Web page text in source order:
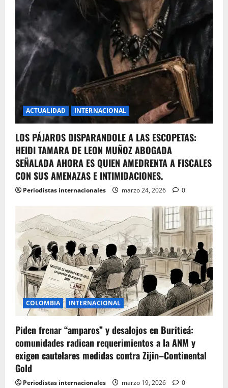
ACTUALIDAD INTERNACIONAL
LOS PÁJAROS DISPARANDOLE A LAS ESCOPETAS:
HEIDI TAMARA DE LEON MUÑOZ ABOGADA
SEÑALADA AHORA ES QUIEN AMEDRENTA A FISCALES
CON SUS AMENAZAS E INTIMIDACIONES.
Periodistas internacionales marzo 24, 2026 0
COLOMBIA INTERNACIONAL
Piden frenar “amparos” y desalojos en Buriticá:
comunidades radican requerimientos a la ANM y
exigen cautelares medidas contra Zijin–Continental
Gold
Periodistas internacionales marzo 19, 2026 0